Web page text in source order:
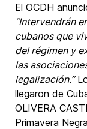
El OCDH
“Intervendrán
cubanos que
del régimen y
las
legalización.”
llegaron de
OLIVERA
Primavera